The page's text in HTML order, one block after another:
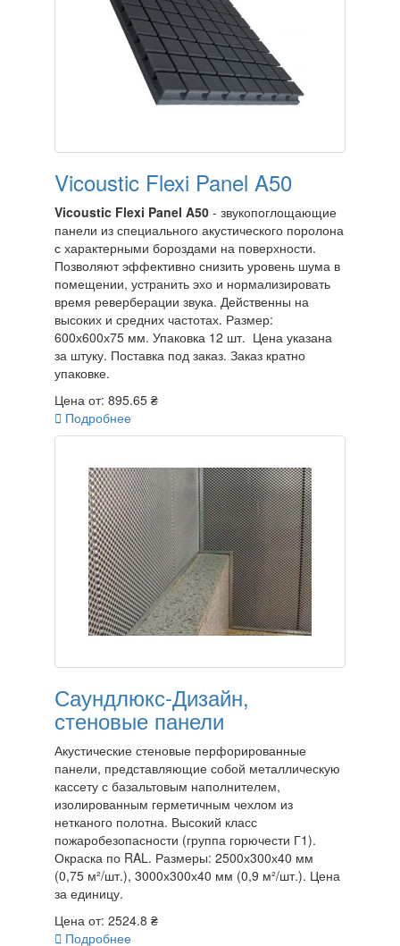
Vicoustic Flexi Panel A50
Vicoustic Flexi Panel A50 - звукопоглощающие
панели из специального акустического поролона
с характерными бороздами на поверхности.
Позволяют эффективно снизить уровень шума в
помещении, устранить эхо и нормализировать
время реверберации звука. Действенны на
высоких и средних частотах. Размер:
600х600х75 мм. Упаковка 12 шт. Цена указана
за штуку. Поставка под заказ. Заказ кратно
упаковке.
Цена от: 895.65 ₴
 Подробнее
Саундлюкс-Дизайн,
стеновые панели
Акустические стеновые перфорированные
панели, представляющие собой металлическую
кассету с базальтовым наполнителем,
изолированным герметичным чехлом из
нетканого полотна. Высокий класс
пожаробезопасности (группа горючести Г1).
Окраска по RAL. Размеры: 2500х300х40 мм
(0,75 м²/шт.), 3000х300х40 мм (0,9 м²/шт.). Цена
за единицу.
Цена от: 2524.8 ₴
 Подробнее